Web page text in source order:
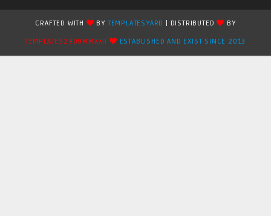
CRAFTED WITH BYTEMPLATESYARD | DISTRIBUTED
BY
TEMPLATES2909MMXXII
ESTABLISHED AND EXIST SINCE 2013